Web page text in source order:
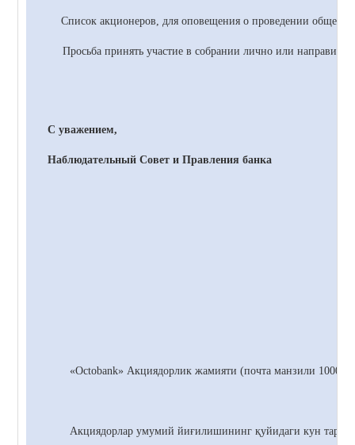
Список акционеров, для оповещения о проведении общего
Просьба принять участие в собрании лично или
С уважением,
Наблюдательный Совет и Правления банка
«Octobank» Акциядорлик жамияти (почта манзили
Акциядорлар умумий йиғилишининг қуйидаги кун